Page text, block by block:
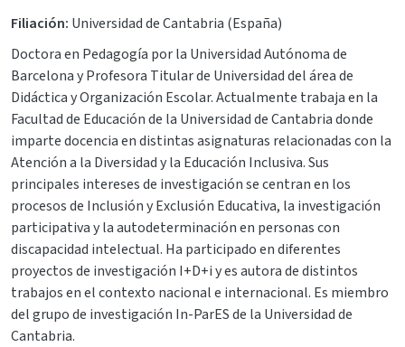
Filiación Universidad de Cantabria (España)
Doctora en Pedagogía por la Universidad Autónoma de
Barcelona y Profesora Titular de Universidad del área de
Didáctica y Organización Escolar. Actualmente trabaja en la
Facultad de Educación de la Universidad de Cantabria donde
imparte docencia en distintas asignaturas relacionadas con la
Atención a la Diversidad y la Educación Inclusiva. Sus
principales intereses de investigación se centran en los
procesos de Inclusión y Exclusión Educativa, la investigación
participativa y la autodeterminación en personas con
discapacidad intelectual. Ha participado en diferentes
proyectos de investigación I+D+i y es autora de distintos
trabajos en el contexto nacional e internacional. Es miembro
del grupo de investigación In-ParES de la Universidad de
Cantabria.